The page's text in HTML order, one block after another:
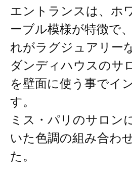
エントランスは、ホ
ーブル模様が特徴で
れがラグジュアリー
ダンディハウスのサ
を壁面に使う事でイ
す。
ミス・パリのサロン
いた色調の組み合わ
た。